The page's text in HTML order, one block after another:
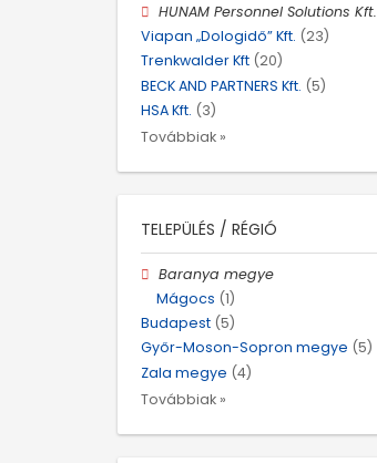
HUNAM Personnel Solutions Kft.
Viapan „Dologidő” Kft. (23)
Trenkwalder Kft (20)
BECK AND PARTNERS Kft. (5)
HSA Kft. (3)
Továbbiak »
TELEPÜLÉS / RÉGIÓ
Baranya megye
Mágocs (1)
Budapest (5)
Győr-Moson-Sopron megye (5)
Zala megye (4)
Továbbiak »